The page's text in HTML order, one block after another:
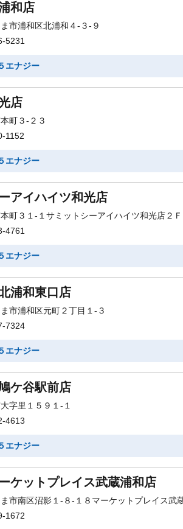
和店
市浦和区北浦和４-３-９
5231
エナジー
店
町３-２３
1152
エナジー
アイハイツ和光店
町３１-１サミットシーアイハイツ和光店２Ｆ
4761
エナジー
浦和東口店
市浦和区元町２丁目１-３
7324
エナジー
ケ谷駅前店
字里１５９１-１
4613
エナジー
ケットプレイス武蔵浦和店
市南区沼影１-８-１８マーケットプレイス武
1672